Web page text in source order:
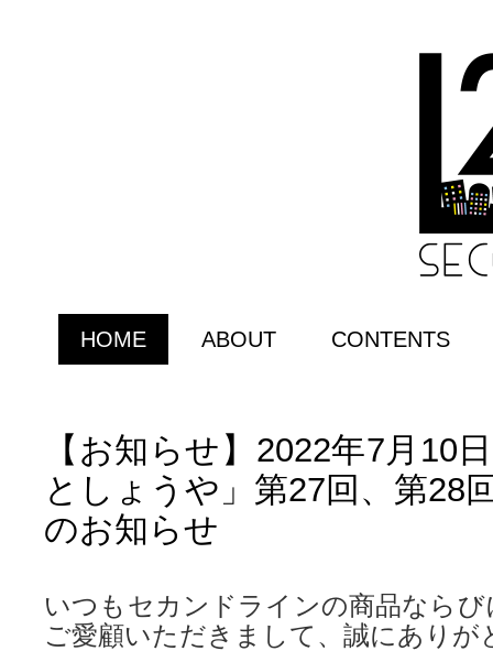
HOME ABOUT CONTENTS
【お知らせ】2022年7月10
としょうや」第27回、第28
のお知らせ
いつもセカンドラインの商品なら
ご愛顧いただきまして、誠にありが